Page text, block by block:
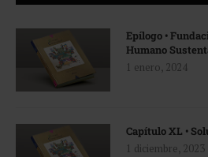
Epílogo •
Humano
1 enero, 2024
Capítulo XL •
1 diciembre, 2023